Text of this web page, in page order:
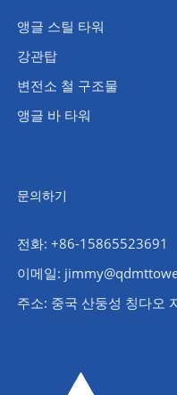
앵글 스틸 타워
강관탑
변전소 철 구조물
앵글 바 타워
문의하기
전화: +86-15865523691
이메일:
주소: 중국 산둥성 칭다오